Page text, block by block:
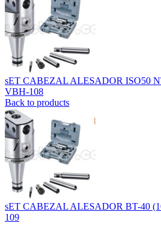
sET CABEZAL ALESADOR ISO50
VBH-108
Back to products
sET CABEZAL ALESADOR BT-40
109